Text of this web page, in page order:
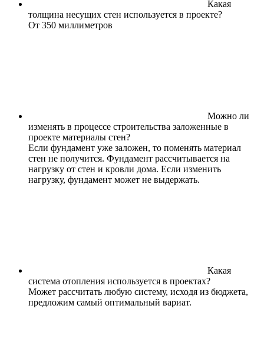
Какая
толщина несущих стен используется в проекте?
От 350 миллиметров
Можно ли
изменять в процессе строительства заложенные в
проекте материалы стен?
Если фундамент уже заложен, то поменять материал
стен не получится. Фундамент рассчитывается на
нагрузку от стен и кровли дома. Если изменить
нагрузку, фундамент может не выдержать.
Какая
система отопления используется в проектах?
Может рассчитать любую систему, исходя из бюджета,
предложим самый оптимальный вариат.